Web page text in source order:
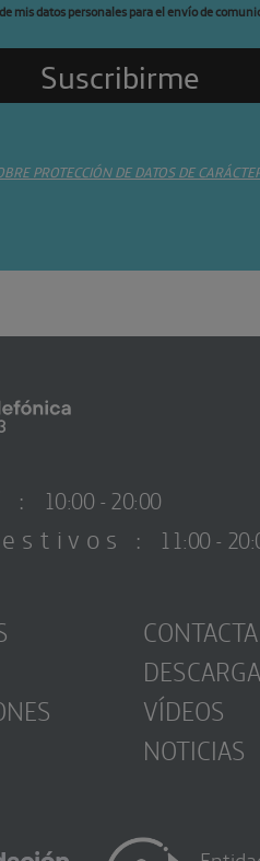
mis datos personales para el envío de
PROTECCIÓN DE DATOS DE
: 10:00 - 20:00
: 11:00 -
CONTACTA
VÍDEOS
NOTICIAS